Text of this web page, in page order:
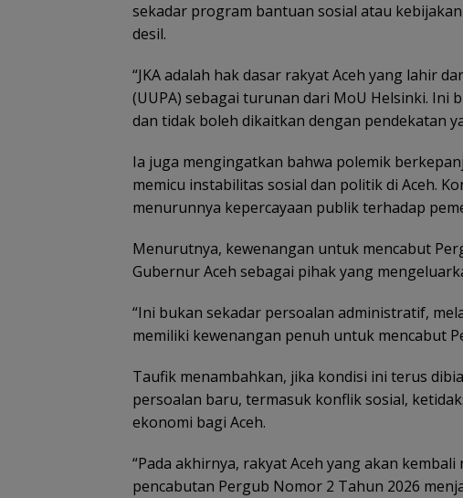
sekadar program bantuan sosial atau
desil.
“JKA adalah hak dasar rakyat Aceh yang lahir
(UUPA) sebagai turunan dari MoU Helsinki. Ini
dan tidak boleh dikaitkan dengan pendekatan
Ia juga mengingatkan bahwa polemik
memicu instabilitas sosial dan politik di Aceh.
menurunnya kepercayaan publik terhadap
Menurutnya, kewenangan untuk mencabut
Gubernur Aceh sebagai pihak yang
“Ini bukan sekadar persoalan administratif,
memiliki kewenangan penuh untuk mencabut
Taufik menambahkan, jika kondisi ini terus
persoalan baru, termasuk konflik sosial,
ekonomi bagi Aceh.
“Pada akhirnya, rakyat Aceh yang akan
pencabutan Pergub Nomor 2 Tahun 2026